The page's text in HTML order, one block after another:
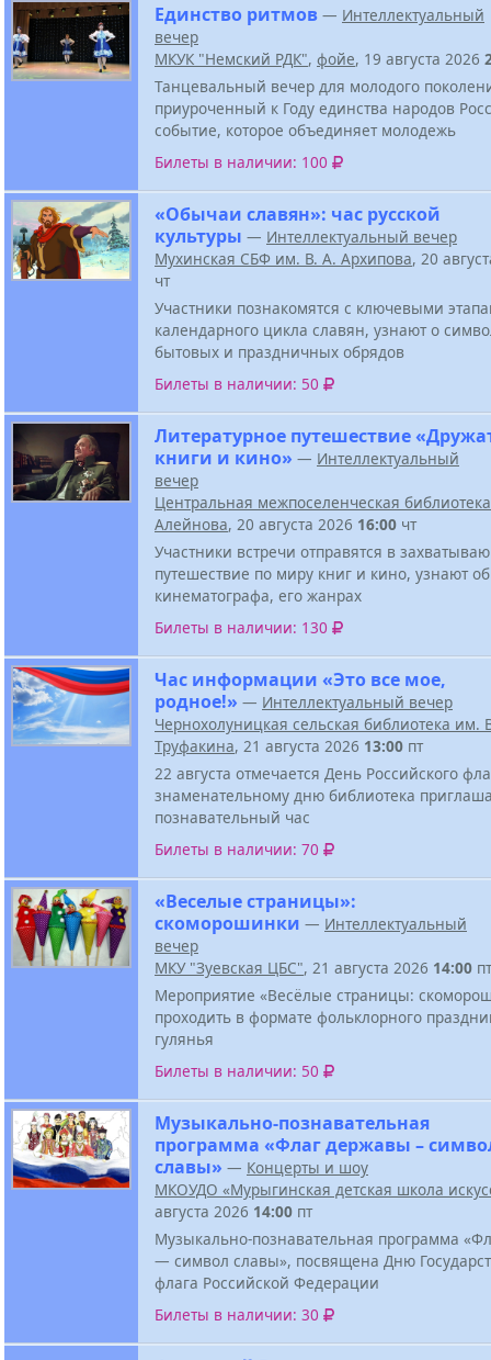
Единство ритмов — Интеллектуальный
вечер
МКУК "Немский РДК", фойе, 19 августа 2026
Танцевальный вечер для молодого
приуроченный к Году единства народов
событие, которое объединяет молодежь
Билеты в наличии: 100
«Обычаи славян»: час русской
культуры — Интеллектуальный вечер
Мухинская СБФ им. В. А. Архипова, 20
чт
Участники познакомятся с ключевыми
календарного цикла славян, узнают о
бытовых и праздничных обрядов
Билеты в наличии: 50
Литературное путешествие
книги и кино» — Интеллектуальный
вечер
Центральная межпоселенческая
Алейнова, 20 августа 2026 16:00 чт
Участники встречи отправятся в
путешествие по миру книг и кино, узнают
кинематографа, его жанрах
Билеты в наличии: 130
Час информации «Это все мое,
родное!» — Интеллектуальный вечер
Чернохолуницкая сельская библиотека им.
Труфакина, 21 августа 2026 13:00 пт
22 августа отмечается День Российского
знаменательному дню библиотека
познавательный час
Билеты в наличии: 70
«Веселые страницы»:
скоморошинки — Интеллектуальный
вечер
МКУ "Зуевская ЦБС", 21 августа 2026 14:00 пт
Мероприятие «Весёлые страницы:
проходить в формате фольклорного
гулянья
Билеты в наличии: 50
Музыкально-познавательная
программа «Флаг державы –
славы» — Концерты и шоу
МКОУДО «Мурыгинская детская школа
августа 2026 14:00 пт
Музыкально-познавательная программа
— символ славы», посвящена Дню
флага Российской Федерации
Билеты в наличии: 30